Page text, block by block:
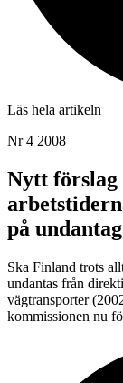
Läs hela artikeln
Nr 4 2008
Nytt förslag
på
Ska Finland trots
undantas från
vägtransporter
kommissionen nu